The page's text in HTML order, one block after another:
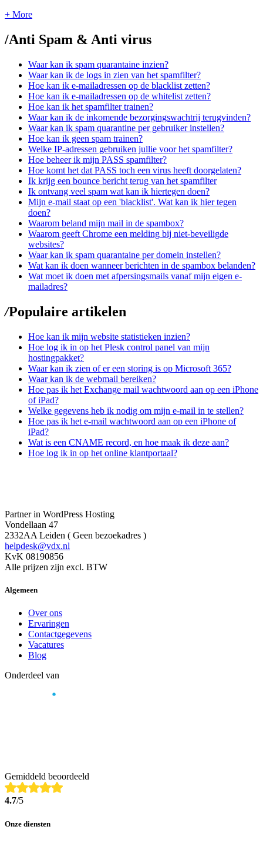
+ More
/Anti Spam & Anti virus
Waar kan ik spam quarantaine inzien?
Waar kan ik de logs in zien van het spamfilter?
Hoe kan ik e-mailadressen op de blacklist zetten?
Hoe kan ik e-mailadressen op de whitelist zetten?
Hoe kan ik het spamfilter trainen?
Waar kan ik de inkomende bezorgingswachtrij terugvinden?
Waar kan ik spam quarantine per gebruiker instellen?
Hoe kan ik geen spam trainen?
Welke IP-adressen gebruiken jullie voor het spamfilter?
Hoe beheer ik mijn PASS spamfilter?
Hoe komt het dat PASS toch een virus heeft doorgelaten?
Ik krijg een bounce bericht terug van het spamfilter
Ik ontvang veel spam wat kan ik hiertegen doen?
Mijn e-mail staat op een 'blacklist'. Wat kan ik hier tegen
doen?
Waarom beland mijn mail in de spambox?
Waarom geeft Chrome een melding bij niet-beveiligde
websites?
Waar kan ik spam quarantaine per domein instellen?
Wat kan ik doen wanneer berichten in de spambox belanden?
Wat moet ik doen met afpersingsmails vanaf mijn eigen e-
mailadres?
/Populaire artikelen
Hoe kan ik mijn website statistieken inzien?
Hoe log ik in op het Plesk control panel van mijn
hostingpakket?
Waar kan ik zien of er een storing is op Microsoft 365?
Waar kan ik de webmail bereiken?
Hoe pas ik het Exchange mail wachtwoord aan op een iPhone
of iPad?
Welke gegevens heb ik nodig om mijn e-mail in te stellen?
Hoe pas ik het e-mail wachtwoord aan op een iPhone of
iPad?
Wat is een CNAME record, en hoe maak ik deze aan?
Hoe log ik in op het online klantportaal?
Partner in WordPress Hosting
Vondellaan 47
2332AA Leiden ( Geen bezoekadres )
helpdesk@vdx.nl
KvK 08190856
Alle prijzen zijn excl. BTW
Algemeen
Over ons
Ervaringen
Contactgegevens
Vacatures
Blog
Onderdeel van
Gemiddeld beoordeeld
4.7/5
Onze diensten